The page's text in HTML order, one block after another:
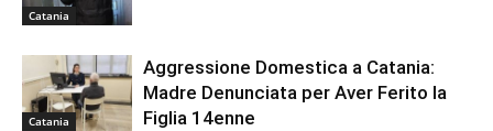
Catania
Catania
Aggressione Domestica a Catania:
Madre Denunciata per Aver Ferito la
Figlia 14enne